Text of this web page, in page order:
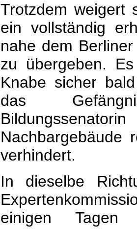
Trotzdem weigert
ein vollständig
nahe dem
zu übergeben.
Knabe sicher
das
Nachbargebäude
verhindert.
In dieselbe
einigen